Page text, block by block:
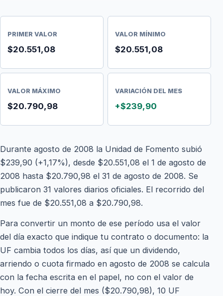
PRIMER VALOR
$20.551,08
VALOR MÍNIMO
$20.551,08
VALOR MÁXIMO
$20.790,98
VARIACIÓN DEL MES
+$239,90
Durante agosto de 2008 la Unidad de Fomento subió
$239,90 (+1,17%), desde $20.551,08 el 1 de agosto de
2008 hasta $20.790,98 el 31 de agosto de 2008. Se
publicaron 31 valores diarios oficiales. El recorrido del
mes fue de $20.551,08 a $20.790,98.
Para convertir un monto de ese período usa el valor
del día exacto que indique tu contrato o documento: la
UF cambia todos los días, así que un dividendo,
arriendo o cuota firmado en agosto de 2008 se calcula
con la fecha escrita en el papel, no con el valor de
hoy. Con el cierre del mes ($20.790,98), 10 UF